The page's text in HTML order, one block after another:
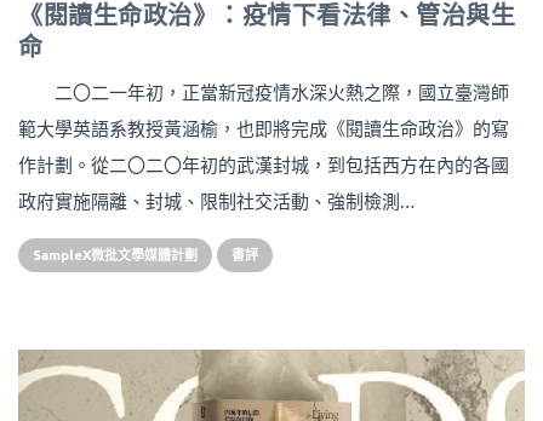
《閱讀生命政治》：疫情下看法律、管治與生
命
二〇二一年初，正當新冠疫情水深火熱之際，國立臺灣師
範大學英語系教授黃涵榆，也即將完成《閱讀生命政治》的寫
作計劃。從二〇二〇年初的武漢封城，到包括西方在內的各國
政府實施隔離、封城、限制社交活動、強制檢測…
SampleX微批文學媒體計劃 書評